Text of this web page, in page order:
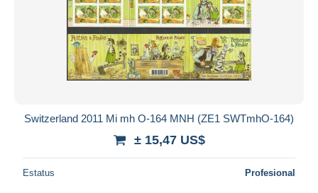
Switzerland 2011 Mi mh O-164 MNH (ZE1 SWTmhO-164)
± 15,47 US$
Estatus Profesional